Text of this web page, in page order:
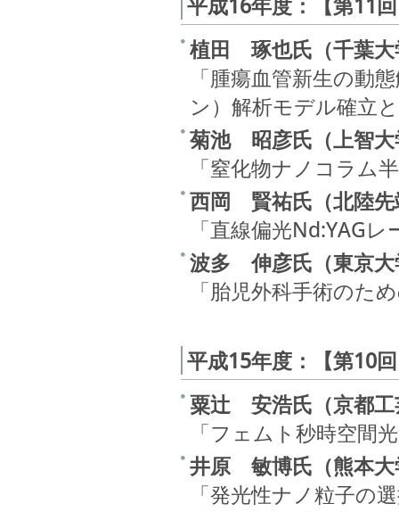
植田 琢也氏（千葉大
「腫瘍血管新生の動
ン）解析モデル確立
菊池 昭彦氏（上智大
「窒化物ナノコラム
西岡 賢祐氏（北陸先
「直線偏光Nd:YAG
波多 伸彦氏（東京大
「胎児外科手術のた
平成15年度：【第10
粟辻 安浩氏（京都工
「フェムト秒時空間
井原 敏博氏（熊本大
「発光性ナノ粒子の